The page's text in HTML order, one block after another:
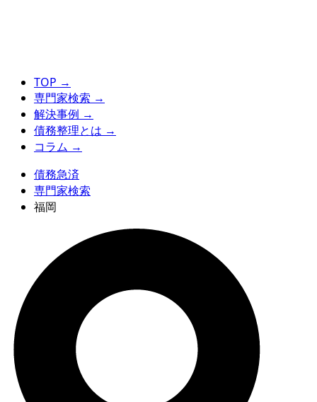
TOP →
専門家検索 →
解決事例 →
債務整理とは →
コラム →
債務急済
専門家検索
福岡